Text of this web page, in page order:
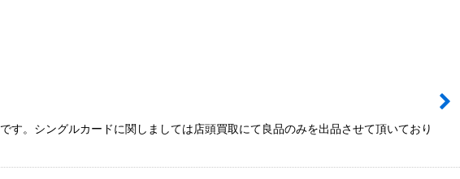
。シングルカードに関しましては店頭買取にて良品のみを出品させて頂いており